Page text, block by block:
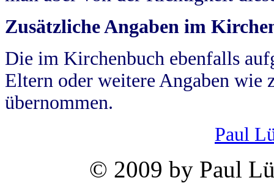
Zusätzliche Angaben im
Die im Kirchenbuch ebenfalls
Eltern oder weitere Angaben wie
übernommen.
Paul
© 2009 by Paul